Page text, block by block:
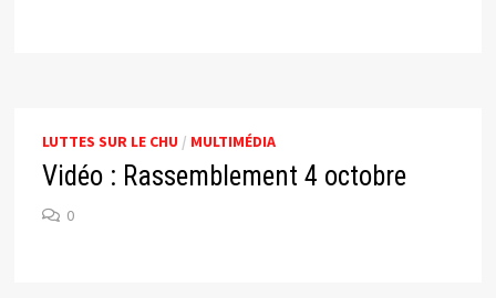
LUTTES SUR LE CHU / MULTIMÉDIA
Vidéo : Rassemblement 4 octobre
0